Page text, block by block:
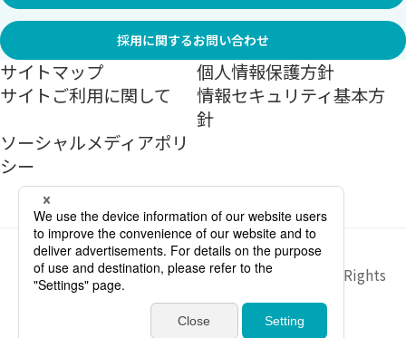
採用に関するお問い合わせ
サイトマップ
個人情報保護方針
サイトご利用に関して
情報セキュリティ基本方
針
ソーシャルメディアポリ
シー
Copyright ©2026Sekisui Jushi Corporation All Rights
Reserved.